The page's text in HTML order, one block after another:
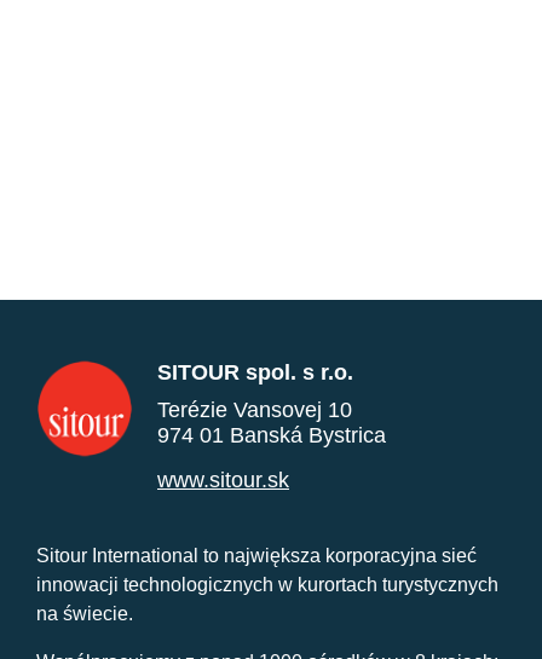
SITOUR spol. s r.o.
Terézie Vansovej 10
974 01 Banská Bystrica
www.sitour.sk
Sitour International to największa korporacyjna sieć
innowacji technologicznych w kurortach turystycznych
na świecie.